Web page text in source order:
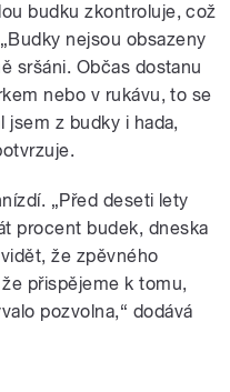
budku zkontroluje, což
nejsou obsazeny
sršáni. Občas dostanu
nebo v rukávu, to se
jsem z budky i hada,
„Před deseti lety
procent budek, dneska
že zpěvného
přispějeme k tomu,
pozvolna,“ dodává